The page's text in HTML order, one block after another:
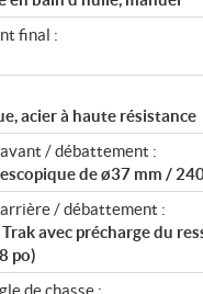
final :
acier à haute résistance
/ débattement :
de ø37 mm /
/ débattement :
avec précharge du
po)